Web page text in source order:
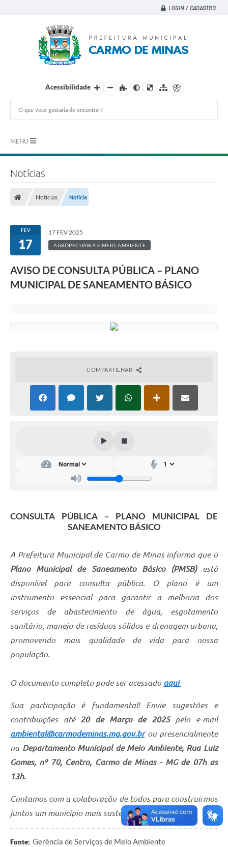
LOGIN / CADASTRO
Acessibilidade
MENU
DEPARTAMENTOS
ACESSO À INFORMAÇÃO
Legislação
NFS-e Nota Fiscal de Serviços ao Cidadão
Ouvidoria
Audiências Públicas
Contas Públicas
Editais
Links
Serviços Online
Transparência
SIC
Contato
Notícias
Notícias Notícia
FEV
17
17 FEV 2025
AGROPECUÁRIA E MEIO-AMBIENTE
AVISO DE CONSULTA PÚBLICA – PLANO
MUNICIPAL DE SANEAMENTO BÁSICO
COMPARTILHAR
CONSULTA PÚBLICA – PLANO MUNICIPAL DE
SANEAMENTO BÁSICO
A Prefeitura Municipal de Carmo de Minas informa que o
Plano Municipal de Saneamento Básico (PMSB)está
disponível para consulta pública. O plano é um
instrumento essencial para garantir a melhoria dos
serviços de abastecimento de água, esgotamento
sanitário, manejo de resíduos sólidos e drenagem urbana,
promovendo mais qualidade de vida para nossa
população.
O documento completo pode ser acessado aqui
Sua participação é fundamental! Envie sugestões e
contribuições até 20 de Março de 2025 pelo e-mail
ambiental@carmodeminas.mg.gov.br ou presencialmente
na Departamento Municipal de Meio Ambiente, Rua Luiz
Gomes, nº 70, Centro, Carmo de Minas - MG de 07h as
13h.
Contamos com a colaboração de todos para construirmos
juntos um município mais sustentável e saudável!
Fonte: Gerência de Serviços de Meio Ambiente